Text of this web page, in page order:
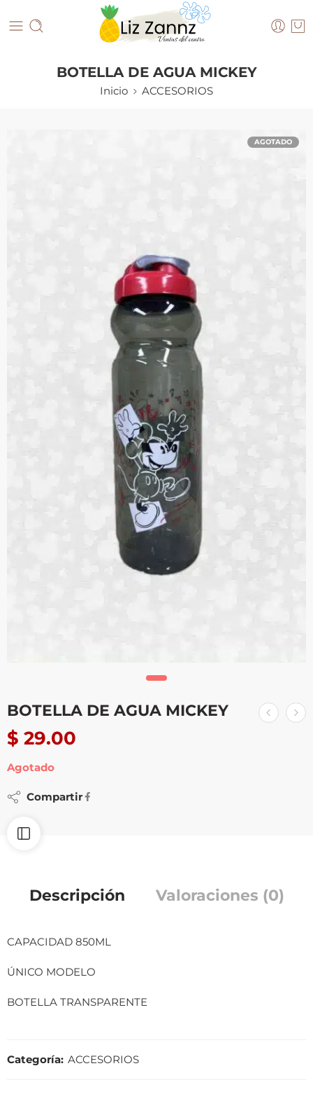
BOTELLA DE AGUA MICKEY
Inicio ACCESORIOS
AGOTADO
BOTELLA DE AGUA MICKEY
$ 29.00
Agotado
Compartir
Descripción Valoraciones (0)
CAPACIDAD 850ML
ÚNICO MODELO
BOTELLA TRANSPARENTE
Categoría: ACCESORIOS